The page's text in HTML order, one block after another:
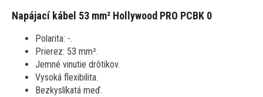
Napájací kábel 53 mm² Hollywood PRO PCBK 0
Polarita: -.
Prierez: 53 mm².
Jemné vinutie drôtikov.
Vysoká flexibilita.
Bezkyslíkatá meď.